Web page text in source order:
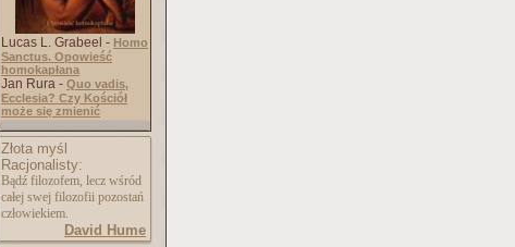
Lucas L. Grabeel - Homo
Sanctus. Opowieść
homokapłana
Jan Rura - Quo vadis,
Ecclesia? Czy Kościół
może się zmienić
Złota myśl
Racjonalisty:
Bądź filozofem, lecz wśród
całej swej filozofii pozostań
człowiekiem.
David Hume